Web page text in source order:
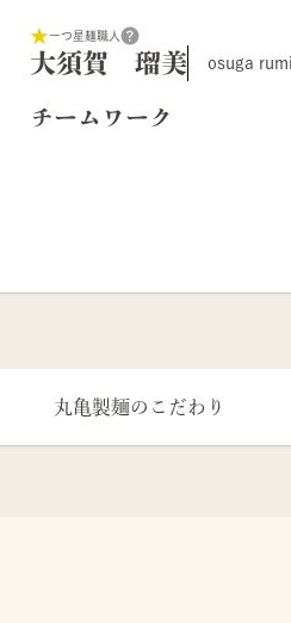
一つ星麺職人
大須賀 瑠美 osuga rumi
チームワーク
丸亀製麺のこだわり